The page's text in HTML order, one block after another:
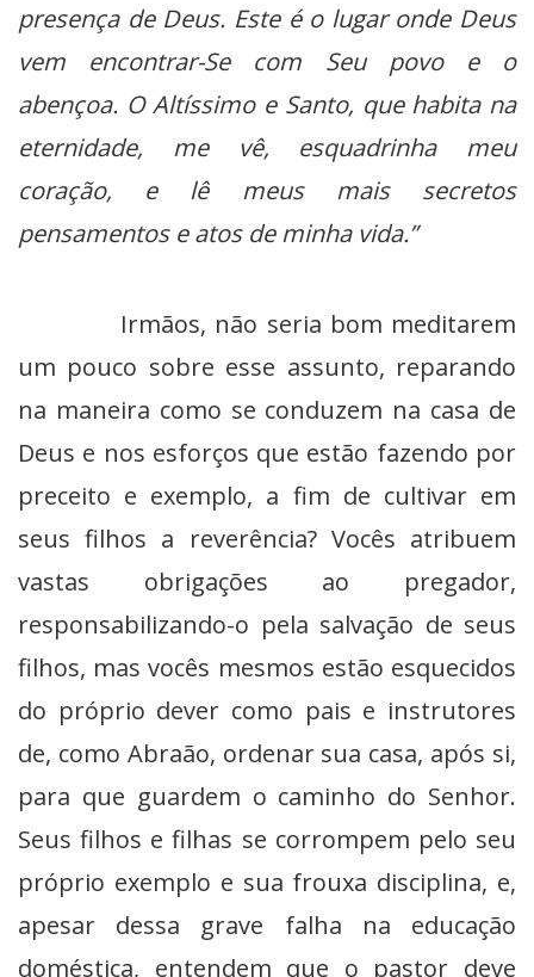
presença de Deus. Este é o lugar onde Deus
vem encontrar-Se com Seu povo e o
abençoa. O Altíssimo e Santo, que habita na
eternidade, me vê, esquadrinha meu
coração, e lê meus mais secretos
pensamentos e atos de minha vida.”
Irmãos, não seria bom meditarem
um pouco sobre esse assunto, reparando
na maneira como se conduzem na casa de
Deus e nos esforços que estão fazendo por
preceito e exemplo, a fim de cultivar em
seus filhos a reverência? Vocês atribuem
vastas obrigações ao pregador,
responsabilizando-o pela salvação de seus
filhos, mas vocês mesmos estão esquecidos
do próprio dever como pais e instrutores
de, como Abraão, ordenar sua casa, após si,
para que guardem o caminho do Senhor.
Seus filhos e filhas se corrompem pelo seu
próprio exemplo e sua frouxa disciplina, e,
apesar dessa grave falha na educação
doméstica, entendem que o pastor deve